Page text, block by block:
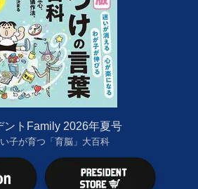
ントFamily 2026年夏号
子が育つ「育脳」大百科